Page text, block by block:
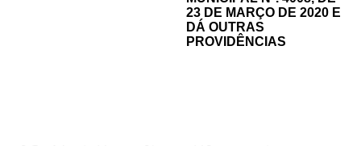
23 DE MARÇO DE 2020 E
DÁ OUTRAS
PROVIDÊNCIAS